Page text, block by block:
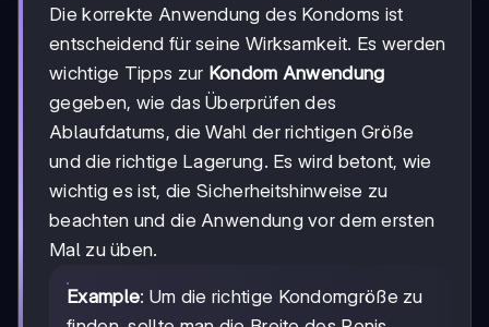
Die korrekte Anwendung des Kondoms ist
entscheidend für seine Wirksamkeit. Es werden
wichtige Tipps zur Kondom Anwendung
gegeben, wie das Überprüfen des
Ablaufdatums, die Wahl der richtigen Größe
und die richtige Lagerung. Es wird betont, wie
wichtig es ist, die Sicherheitshinweise zu
beachten und die Anwendung vor dem ersten
Mal zu üben.
Example: Um die richtige Kondomgröße zu